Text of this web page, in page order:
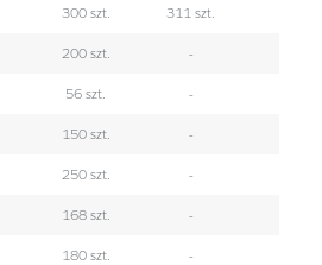
300 szt.
311 szt.
200 szt.
-
56 szt.
-
150 szt.
-
250 szt.
-
168 szt.
-
180 szt.
-